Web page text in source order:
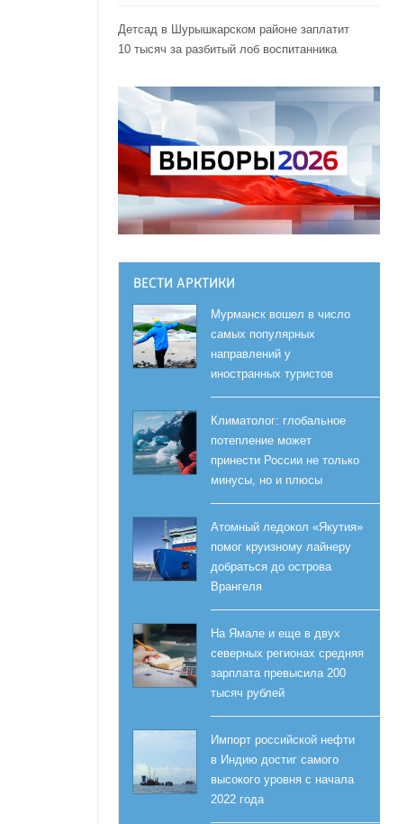
Детсад в Шурышкарском районе заплатит
10 тысяч за разбитый лоб воспитанника
ВЕСТИ АРКТИКИ
Мурманск вошел в число
самых популярных
направлений у
иностранных туристов
Климатолог: глобальное
потепление может
принести России не только
минусы, но и плюсы
Атомный ледокол «Якутия»
помог круизному лайнеру
добраться до острова
Врангеля
На Ямале и еще в двух
северных регионах средняя
зарплата превысила 200
тысяч рублей
Импорт российской нефти
в Индию достиг самого
высокого уровня с начала
2022 года